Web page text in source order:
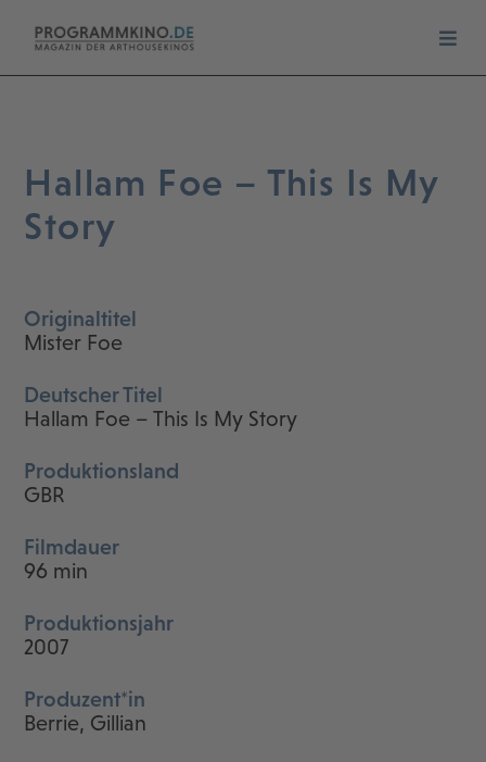
Hallam Foe – This Is My
Story
Originaltitel
Mister Foe
Deutscher Titel
Hallam Foe – This Is My Story
Produktionsland
GBR
Filmdauer
96 min
Produktionsjahr
2007
Produzent*in
Berrie, Gillian